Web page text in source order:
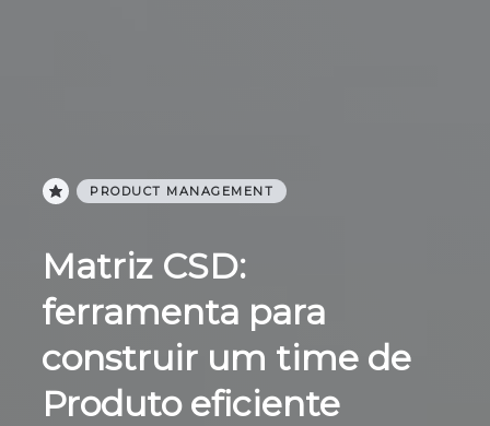
PRODUCT MANAGEMENT
Matriz CSD:
ferramenta para
construir um time de
Produto eficiente